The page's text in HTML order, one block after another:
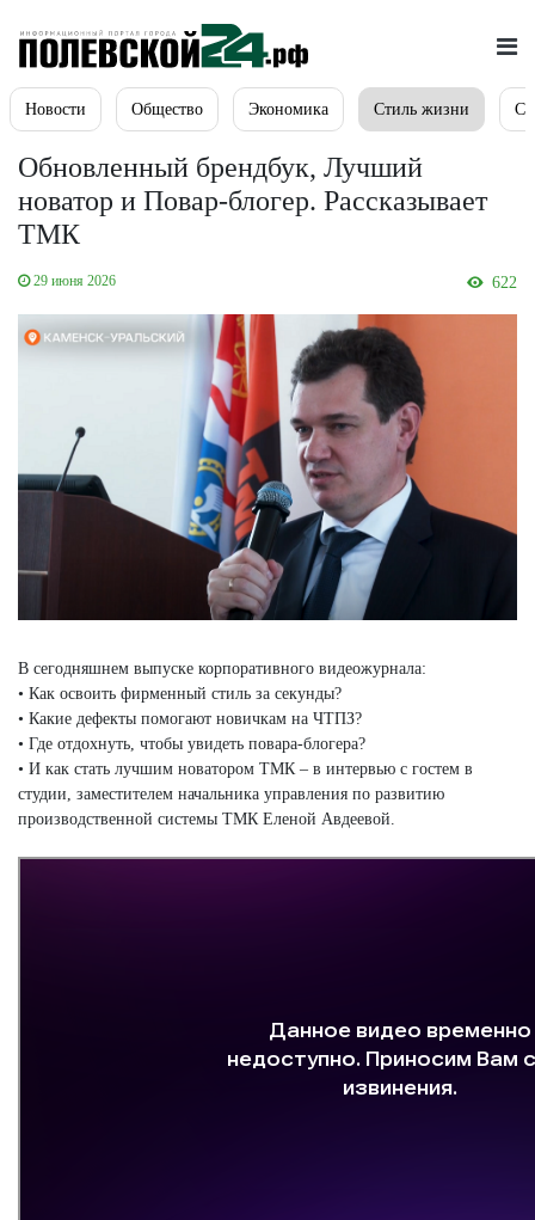
Новости Общество Экономика Стиль жизни
Обновленный брендбук, Лучший
новатор и Повар-блогер. Рассказывает
ТМК
29 июня 2026 622
В сегодняшнем выпуске корпоративного видеожурнала:
• Как освоить фирменный стиль за секунды?
• Какие дефекты помогают новичкам на ЧТПЗ?
• Где отдохнуть, чтобы увидеть повара-блогера?
• И как стать лучшим новатором ТМК – в интервью с гостем в
студии, заместителем начальника управления по развитию
производственной системы ТМК Еленой Авдеевой.